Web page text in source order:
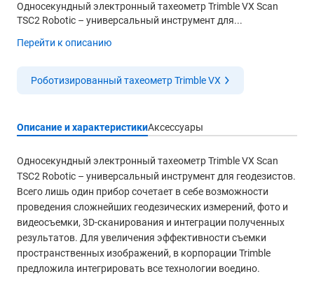
Односекундный электронный тахеометр Trimble VX Scan
TSC2 Robotic – универсальный инструмент для...
Перейти к описанию
Роботизированный тахеометр Trimble VX
Описание и характеристикиАксессуары
Односекундный электронный тахеометр Trimble VX Scan
TSC2 Robotic – универсальный инструмент для геодезистов.
Всего лишь один прибор сочетает в себе возможности
проведения сложнейших геодезических измерений, фото и
видеосъемки, 3D-сканирования и интеграции полученных
результатов. Для увеличения эффективности съемки
пространственных изображений, в корпорации Trimble
предложила интегрировать все технологии воедино.